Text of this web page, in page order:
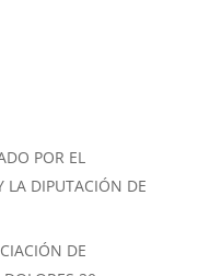
POR EL
LA DIPUTACIÓN DE
DE